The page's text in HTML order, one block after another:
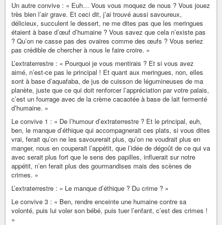
Un autre convive : « Euh… Vous vous moquez de nous ? Vous jouez
très bien l’air grave. Et ceci dit, j’ai trouvé aussi savoureux,
délicieux, succulent le dessert, ne me dites pas que les meringues
étaient à base d’œuf d’humaine ? Vous savez que cela n’existe pas
? Qu’on ne casse pas des ovaires comme des œufs ? Vous seriez
pas crédible de chercher à nous le faire croire. »
L’extraterrestre : « Pourquoi je vous mentirais ? Et si vous avez
aimé, n’est-ce pas le principal ! Et quant aux meringues, non, elles
sont à base d’aquafaba, de jus de cuisson de légumineuses de ma
planète, juste que ce qui doit renforcer l’appréciation par votre palais,
c’est un fourrage avec de la crème cacaotée à base de lait fermenté
d’humaine. »
Le convive 1 : « De l’humour d’extraterrestre ? Et le principal, euh,
ben, le manque d’éthique qui accompagnerait ces plats, si vous dites
vrai, ferait qu’on ne les savourerait plus, qu’on ne voudrait plus en
manger, nous en couperait l’appétit, que l’idée de dégoût de ce qui va
avec serait plus fort que le sens des papilles, influerait sur notre
appétit, n’en ferait plus des gourmandises mais des scènes de
crimes. »
L’extraterrestre : « Le manque d’éthique ? Du crime ? »
Le convive 3 : « Ben, rendre enceinte une humaine contre sa
volonté, puis lui voler son bébé, puis tuer l’enfant, c’est des crimes !
»